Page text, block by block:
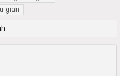
gian